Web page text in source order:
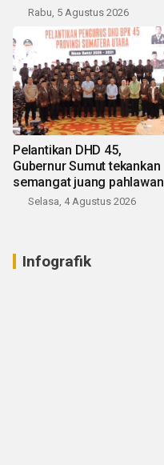
Rabu, 5 Agustus 2026
Pelantikan DHD 45,
Gubernur Sumut tekankan
semangat juang pahlawan
Selasa, 4 Agustus 2026
Infografik